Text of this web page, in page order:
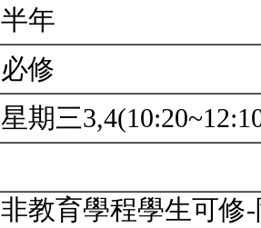
半年
必修
星期三
非教育學程學生可修